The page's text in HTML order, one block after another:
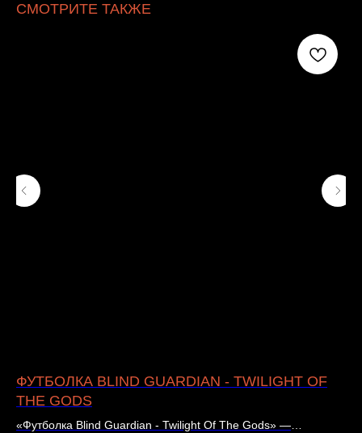
СМОТРИТЕ ТАКЖЕ
ФУТБОЛКА BLIND GUARDIAN - TWILIGHT OF
THE GODS
«Футболка Blind Guardian - Twilight Of The Gods» —